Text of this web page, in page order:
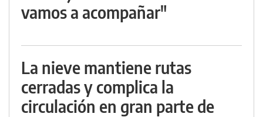
vamos a acompañar"
La nieve mantiene rutas
cerradas y complica la
circulación en gran parte de